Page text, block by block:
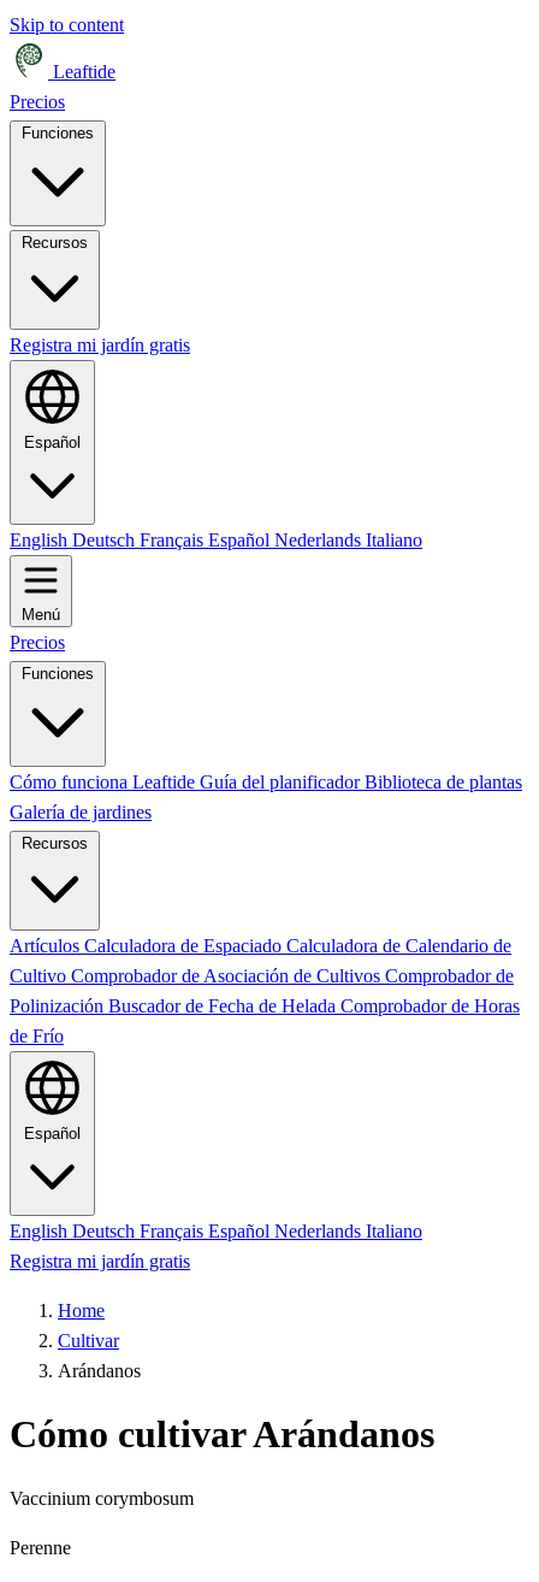
Skip to content
Leaftide
Precios
Registra mi jardín gratis
Español
English Deutsch Français Español Nederlands Italiano
Menú
Precios
Funciones
Cómo funciona Leaftide Guía del planificadorBiblioteca de plantas
Galería de jardines
Recursos
Artículos Calculadora de Espaciado Calculadora de Calendario de
Cultivo Comprobador de Asociación de Cultivos Comprobador de
Polinización Buscador de Fecha de Helada Comprobador de Horas
de Frío
Español
English Deutsch Français Español Nederlands Italiano
Registra mi jardín gratis
Home
Cultivar
Arándanos
Cómo cultivar Arándanos
Vaccinium corymbosum
Perenne